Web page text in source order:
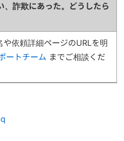
、詐欺にあった。どうしたら
依頼詳細ページのURLを明
ートチーム までご相談くだ